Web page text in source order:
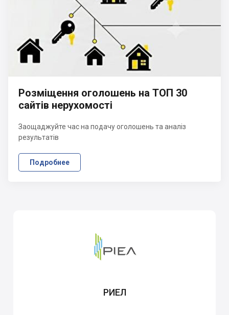
Розміщення оголошень на ТОП 30
сайтів нерухомості
Заощаджуйте час на подачу оголошень та аналіз
результатів
Подробнее
РИЕЛ